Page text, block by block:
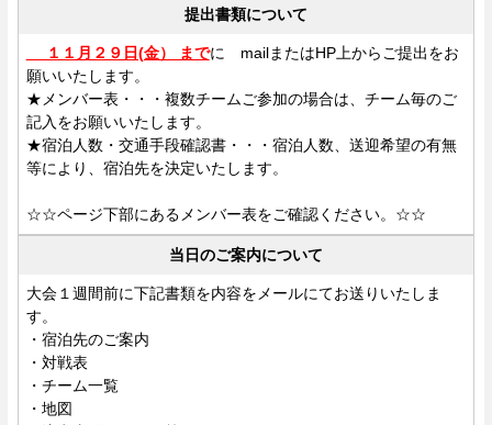
提出書類について
１１月２９日(金） までに mailまたはHP上からご提出をお
願いいたします。
★メンバー表・・・複数チームご参加の場合は、チーム毎のご
記入をお願いいたします。
★宿泊人数・交通手段確認書・・・宿泊人数、送迎希望の有無
等により、宿泊先を決定いたします。
☆☆ページ下部にあるメンバー表をご確認ください。☆☆
当日のご案内について
大会１週間前に下記書類を内容をメールにてお送りいたしま
す。
・宿泊先のご案内
・対戦表
・チーム一覧
・地図